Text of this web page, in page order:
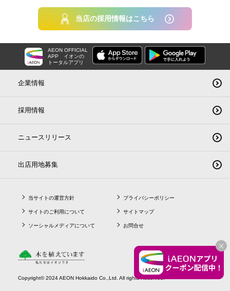
当店の採用情報はこちら
AEON OFFICIAL
APP
イオンの
トータルアプリ
企業情報
採用情報
ニュースリリース
出店用地募集
当サイトの運営方針
サイトのご利用について
ソーシャルメディアについて
プライバシーポリシー
サイトマップ
お問合せ
Copyright© 2024 AEON Hokkaido Co.,Ltd. All rights Reserved.